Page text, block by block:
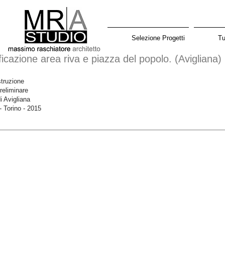
Selezione Progetti
area riva e piazza del popolo. (Avigliana)
Avigliana
Torino - 2015